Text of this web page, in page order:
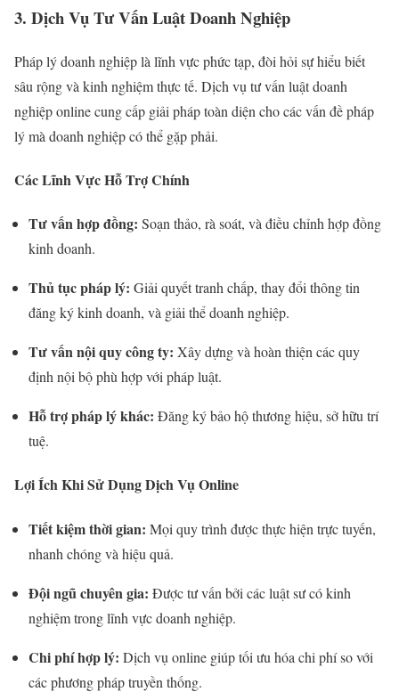
3. Dịch Vụ Tư Vấn Luật Doanh Nghiệp
Pháp lý doanh nghiệp là lĩnh vực phức tạp, đòi hỏi sự hiểu biết
sâu rộng và kinh nghiệm thực tế. Dịch vụ tư vấn luật doanh
nghiệp online cung cấp giải pháp toàn diện cho các vấn đề pháp
lý mà doanh nghiệp có thể gặp phải.
Các Lĩnh Vực Hỗ Trợ Chính
Tư vấn hợp đồng: Soạn thảo, rà soát, và điều chỉnh hợp đồng
kinh doanh.
Thủ tục pháp lý: Giải quyết tranh chấp, thay đổi thông tin
đăng ký kinh doanh, và giải thể doanh nghiệp.
Tư vấn nội quy công ty: Xây dựng và hoàn thiện các quy
định nội bộ phù hợp với pháp luật.
Hỗ trợ pháp lý khác: Đăng ký bảo hộ thương hiệu, sở hữu trí
tuệ.
Lợi Ích Khi Sử Dụng Dịch Vụ Online
Tiết kiệm thời gian: Mọi quy trình được thực hiện trực tuyến,
nhanh chóng và hiệu quả.
Đội ngũ chuyên gia: Được tư vấn bởi các luật sư có kinh
nghiệm trong lĩnh vực doanh nghiệp.
Chi phí hợp lý: Dịch vụ online giúp tối ưu hóa chi phí so với
các phương pháp truyền thống.